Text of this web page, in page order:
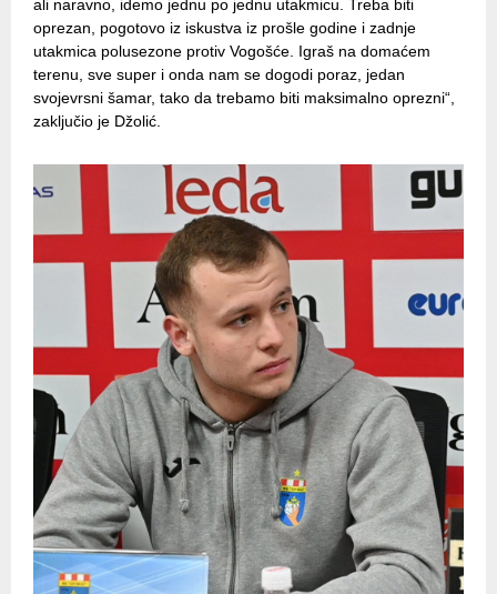
ali naravno, idemo jednu po jednu utakmicu. Treba biti
oprezan, pogotovo iz iskustva iz prošle godine i zadnje
utakmica polusezone protiv Vogošće. Igraš na domaćem
terenu, sve super i onda nam se dogodi poraz, jedan
svojevrsni šamar, tako da trebamo biti maksimalno oprezni“,
zaključio je Džolić.